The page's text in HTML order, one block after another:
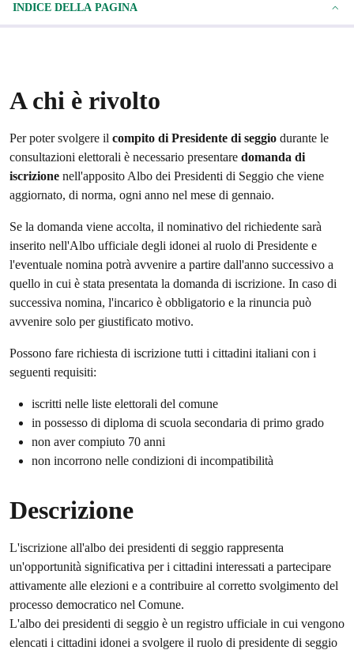
INDICE DELLA PAGINA
A chi è rivolto
Per poter svolgere il compito di Presidente di seggio durante le
consultazioni elettorali è necessario presentare domanda di
iscrizione nell'apposito Albo dei Presidenti di Seggio che viene
aggiornato, di norma, ogni anno nel mese di gennaio.
Se la domanda viene accolta, il nominativo del richiedente sarà
inserito nell'Albo ufficiale degli idonei al ruolo di Presidente e
l'eventuale nomina potrà avvenire a partire dall'anno successivo a
quello in cui è stata presentata la domanda di iscrizione. In caso di
successiva nomina, l'incarico è obbligatorio e la rinuncia può
avvenire solo per giustificato motivo.
Possono fare richiesta di iscrizione tutti i cittadini italiani con i
seguenti requisiti:
iscritti nelle liste elettorali del comune
in possesso di diploma di scuola secondaria di primo grado
non aver compiuto 70 anni
non incorrono nelle condizioni di incompatibilità
Descrizione
L'iscrizione all'albo dei presidenti di seggio rappresenta
un'opportunità significativa per i cittadini interessati a partecipare
attivamente alle elezioni e a contribuire al corretto svolgimento del
processo democratico nel Comune.
L'albo dei presidenti di seggio è un registro ufficiale in cui vengono
elencati i cittadini idonei a svolgere il ruolo di presidente di seggio